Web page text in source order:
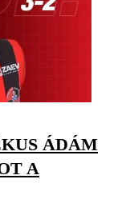
ÁDÁM
A